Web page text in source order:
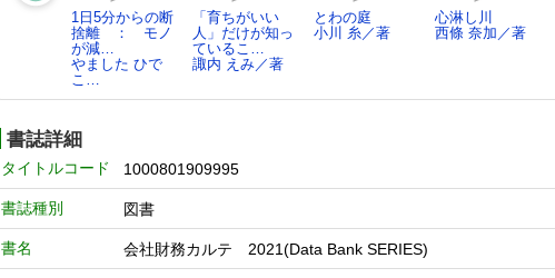
1日5分からの断
捨離 ： モノ
が減…
やました ひで
こ…
「育ちがいい
人」だけが知っ
ているこ…
諏内 えみ／著
とわの庭
小川 糸／著
心淋し川
西條 奈加／著
書誌詳細
タイトルコード 1000801909995
書誌種別 図書
書名 会社財務カルテ 2021(Data Bank SERIES)